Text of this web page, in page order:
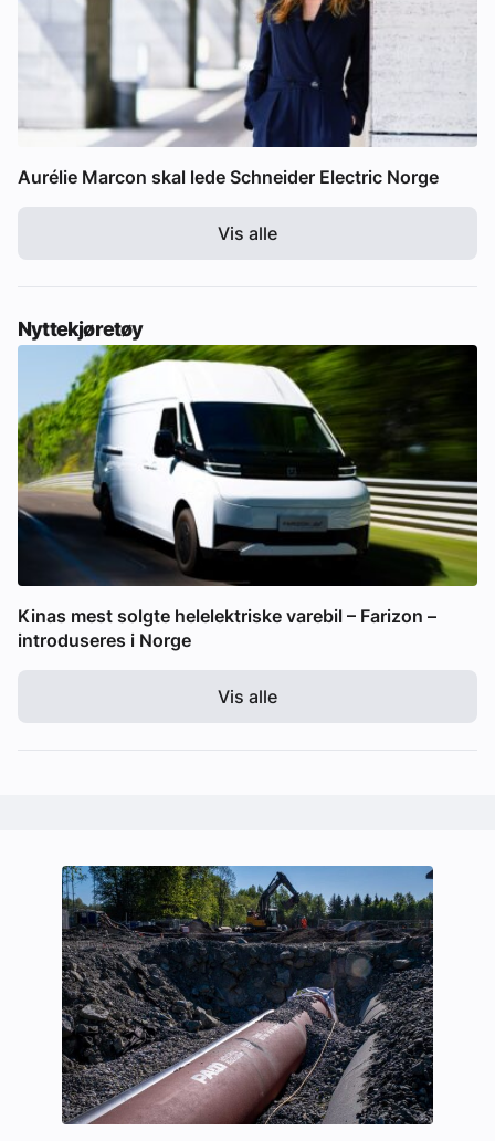
Aurélie Marcon skal lede Schneider Electric Norge
Vis alle
Nyttekjøretøy
Kinas mest solgte helelektriske varebil – Farizon –
introduseres i Norge
Vis alle